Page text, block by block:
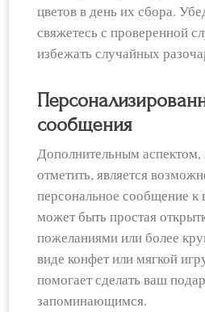
цветов в день их сбора.
свяжетесь с проверенной
избежать случайных
сообщения
Дополнительным аспектом,
отметить, является
персональное сообщение к
может быть простая
пожеланиями или более
виде конфет или мягкой
помогает сделать ваш
запоминающимся.